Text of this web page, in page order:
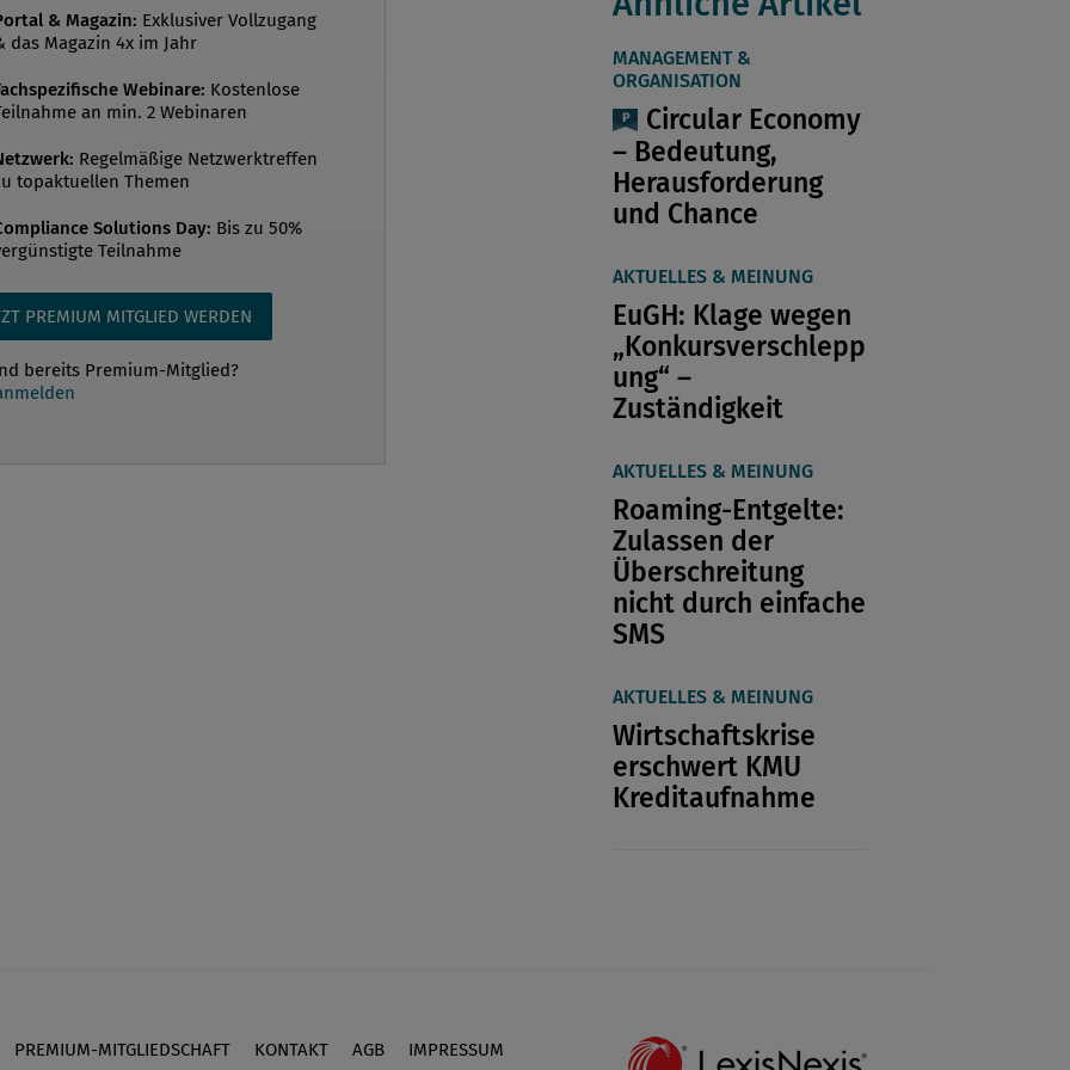
Rettung. Sie sind dabei in
vor allem den beiden im folgenden
Betrugsmethoden ausgesetzt.
und Distributoren bieten
Dienste an Die Corona-Pandemie hat
persönliches Leben und die
– etwa im Bere...
& Magazin: Exklusiver Vollzugang
das Magazin 4x im Jahr
Webinare: Kostenlose
an min. 2 Webinaren
Regelmäßige Netzwerktreffen
topaktuellen Themen
Solutions Day: Bis zu 50%
Teilnahme
PREMIUM MITGLIED WERDEN
bereits Premium-Mitglied?
MANAGEMENT &
ORGANISATION
Circular Economy
– Bedeutung,
Herausforderung
und Chance
AKTUELLES & MEINUNG
EuGH: Klage wegen
„Konkursverschlepp
ung“ –
Zuständigkeit
AKTUELLES & MEINUNG
Roaming-Entgelte:
Zulassen der
Überschreitung
nicht durch einfache
SMS
AKTUELLES & MEINUNG
Wirtschaftskrise
erschwert KMU
Kreditaufnahme
PREMIUM-MITGLIEDSCHAFT KONTAKT AGB IMPRESSUM